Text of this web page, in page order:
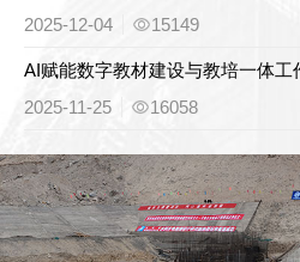
2025-12-04
15149
2025-11-25
16058